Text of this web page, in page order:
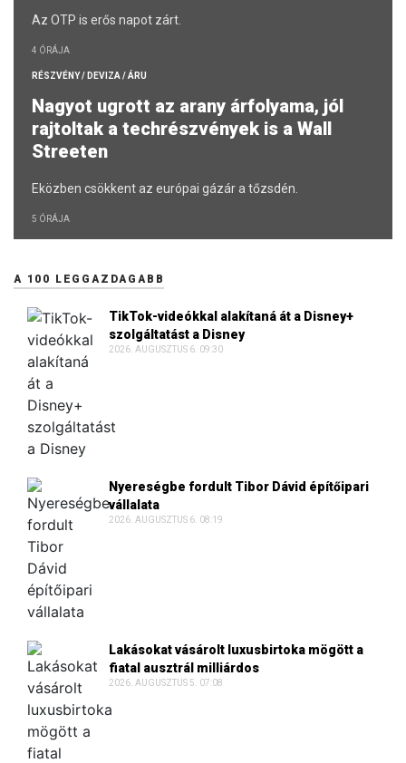
Az OTP is erős napot zárt.
4 ÓRÁJA
RÉSZVÉNY / DEVIZA / ÁRU
Nagyot ugrott az arany árfolyama, jól
rajtoltak a techrészvények is a Wall
Streeten
Eközben csökkent az európai gázár a tőzsdén.
5 ÓRÁJA
A 100 LEGGAZDAGABB
TikTok-videókkal alakítaná át a Disney+
szolgáltatást a Disney
2026. AUGUSZTUS 6. 09:30
Nyereségbe fordult Tibor Dávid építőipari
vállalata
2026. AUGUSZTUS 6. 08:19
Lakásokat vásárolt luxusbirtoka mögött a
fiatal ausztrál milliárdos
2026. AUGUSZTUS 5. 07:08